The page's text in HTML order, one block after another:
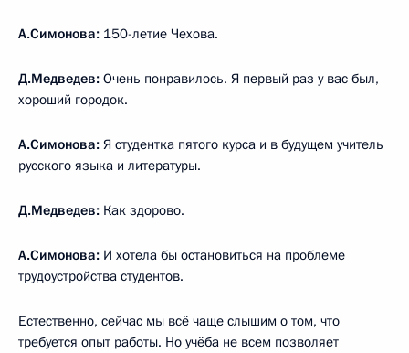
А.Симонова: 150-летие Чехова.
Д.Медведев: Очень понравилось. Я первый раз у вас был,
хороший городок.
А.Симонова: Я студентка пятого курса и в будущем учитель
русского языка и литературы.
Д.Медведев: Как здорово.
А.Симонова: И хотела бы остановиться на проблеме
трудоустройства студентов.
Естественно, сейчас мы всё чаще слышим о том, что
требуется опыт работы. Но учёба не всем позволяет